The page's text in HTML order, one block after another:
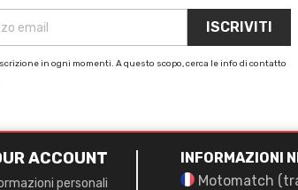
in ogni momenti. A questo scopo, cerca le info di contatto
ACCOUNT
personali
INFORMAZIONI
Motomatch